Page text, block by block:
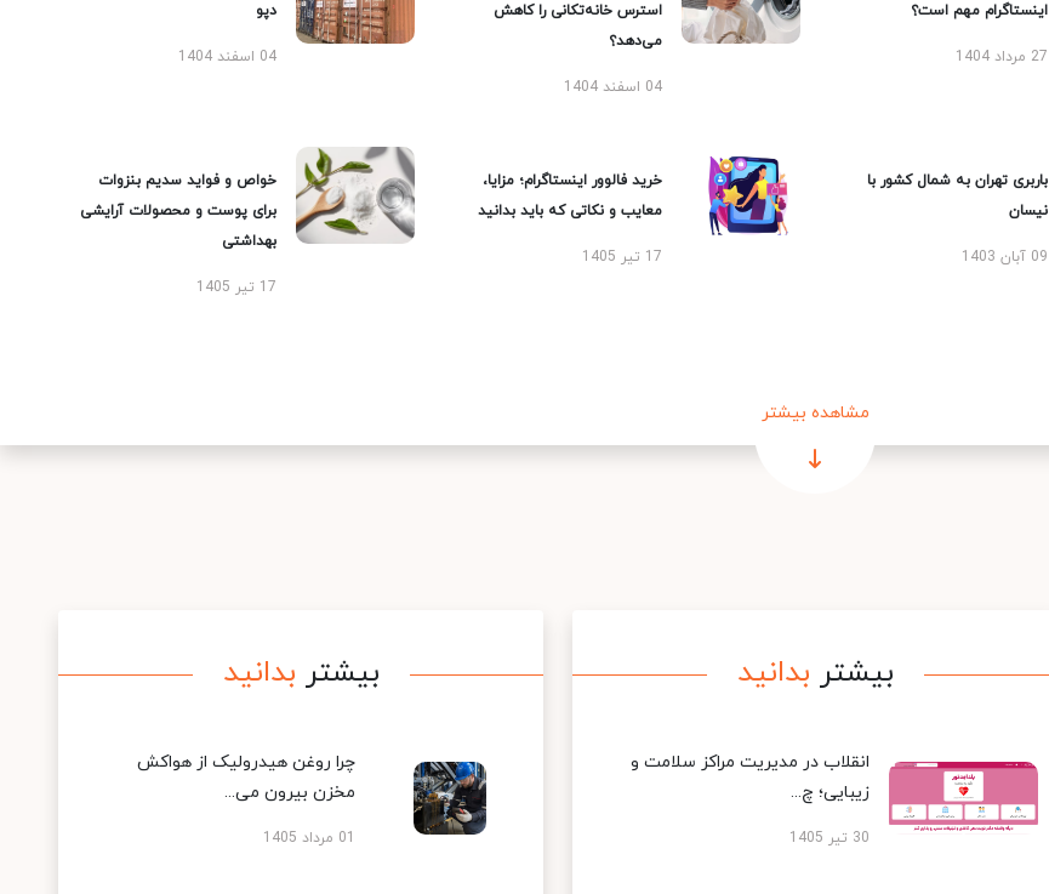
اینستاگرام مهم است؟
27 مرداد 1404
استرس خانه‌تکانی را کاهش
می‌دهد؟
04 اسفند 1404
دپو
04 اسفند 1404
باربری تهران به شمال کشور با
نیسان
09 آبان 1403
خرید فالوور اینستاگرام؛ مزایا،
معایب و نکاتی که باید بدانید
17 تیر 1405
خواص و فواید سدیم بنزوات
برای پوست و محصولات آرایشی
بهداشتی
17 تیر 1405
مشاهده بیشتر
بیشتر بدانید
انقلاب در مدیریت مراکز سلامت و
زیبایی؛ چ...
30 تیر 1405
بیشتر بدانید
چرا روغن هیدرولیک از هواکش
مخزن بیرون می...
01 مرداد 1405